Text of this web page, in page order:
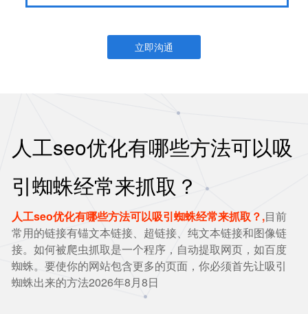
立即沟通
人工seo优化有哪些方法可以吸
引蜘蛛经常来抓取？
人工seo优化有哪些方法可以吸引蜘蛛经常来抓取？,目前
常用的链接有锚文本链接、超链接、纯文本链接和图像链
接。如何被爬虫抓取是一个程序，自动提取网页，如百度
蜘蛛。要使你的网站包含更多的页面，你必须首先让吸引
蜘蛛出来的方法2026年8月8日